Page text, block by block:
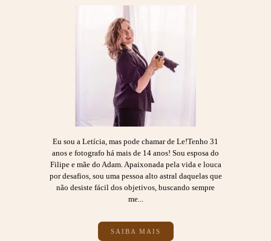
Eu sou a Letícia, mas pode chamar de Le!Tenho 31
anos e fotografo há mais de 14 anos! Sou esposa do
Filipe e mãe do Adam. Apaixonada pela vida e louca
por desafios, sou uma pessoa alto astral daquelas que
não desiste fácil dos objetivos, buscando sempre
me...
SAIBA MAIS